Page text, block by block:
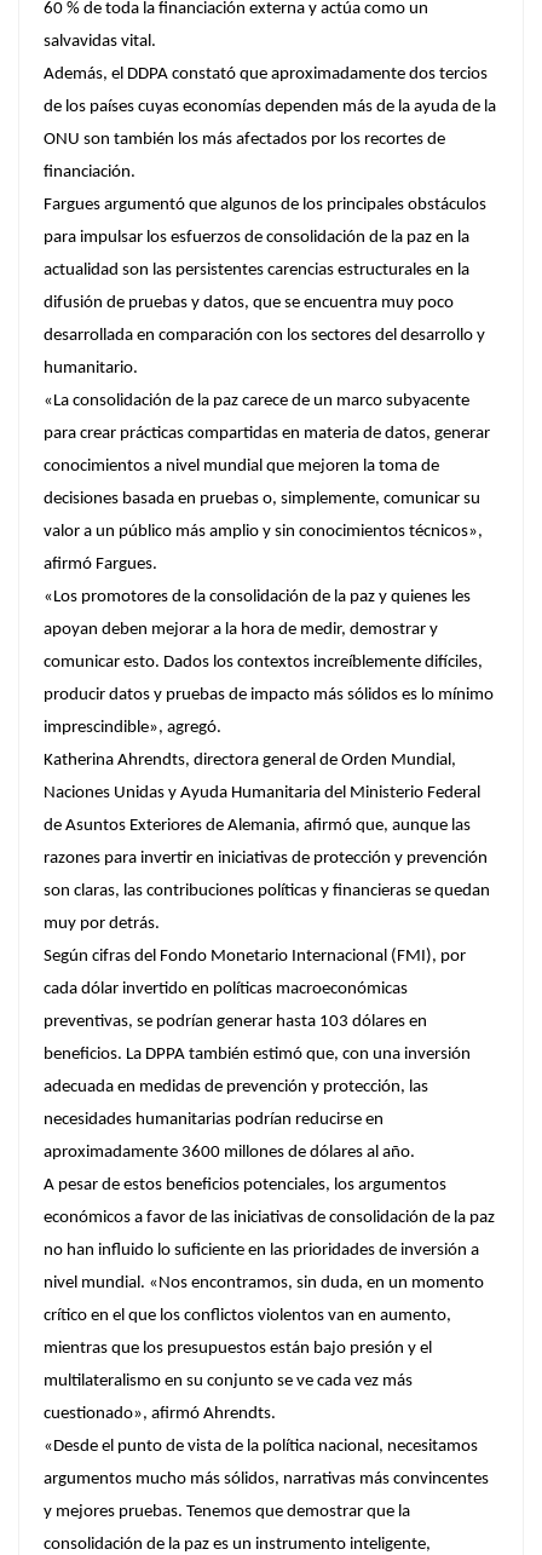
60 % de toda la financiación externa y actúa como un
salvavidas vital.
Además, el DDPA constató que aproximadamente dos tercios
de los países cuyas economías dependen más de la ayuda de la
ONU son también los más afectados por los recortes de
financiación.
Fargues argumentó que algunos de los principales obstáculos
para impulsar los esfuerzos de consolidación de la paz en la
actualidad son las persistentes carencias estructurales en la
difusión de pruebas y datos, que se encuentra muy poco
desarrollada en comparación con los sectores del desarrollo y
humanitario.
«La consolidación de la paz carece de un marco subyacente
para crear prácticas compartidas en materia de datos, generar
conocimientos a nivel mundial que mejoren la toma de
decisiones basada en pruebas o, simplemente, comunicar su
valor a un público más amplio y sin conocimientos técnicos»,
afirmó Fargues.
«Los promotores de la consolidación de la paz y quienes les
apoyan deben mejorar a la hora de medir, demostrar y
comunicar esto. Dados los contextos increíblemente difíciles,
producir datos y pruebas de impacto más sólidos es lo mínimo
imprescindible», agregó.
Katherina Ahrendts, directora general de Orden Mundial,
Naciones Unidas y Ayuda Humanitaria del Ministerio Federal
de Asuntos Exteriores de Alemania, afirmó que, aunque las
razones para invertir en iniciativas de protección y prevención
son claras, las contribuciones políticas y financieras se quedan
muy por detrás.
Según cifras del Fondo Monetario Internacional (FMI), por
cada dólar invertido en políticas macroeconómicas
preventivas, se podrían generar hasta 103 dólares en
beneficios. La DPPA también estimó que, con una inversión
adecuada en medidas de prevención y protección, las
necesidades humanitarias podrían reducirse en
aproximadamente 3600 millones de dólares al año.
A pesar de estos beneficios potenciales, los argumentos
económicos a favor de las iniciativas de consolidación de la paz
no han influido lo suficiente en las prioridades de inversión a
nivel mundial. «Nos encontramos, sin duda, en un momento
crítico en el que los conflictos violentos van en aumento,
mientras que los presupuestos están bajo presión y el
multilateralismo en su conjunto se ve cada vez más
cuestionado», afirmó Ahrendts.
«Desde el punto de vista de la política nacional, necesitamos
argumentos mucho más sólidos, narrativas más convincentes
y mejores pruebas. Tenemos que demostrar que la
consolidación de la paz es un instrumento inteligente,